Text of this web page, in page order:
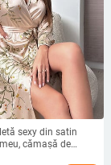
sexy din satin
cămașă de
rochie de baie,